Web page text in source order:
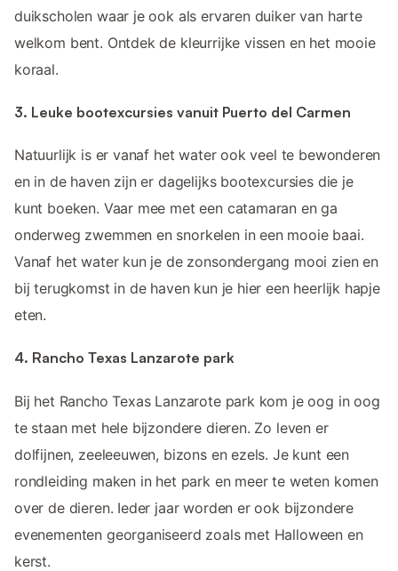
duikscholen waar je ook als ervaren duiker van harte
welkom bent. Ontdek de kleurrijke vissen en het mooie
koraal.
3. Leuke bootexcursies vanuit Puerto del Carmen
Natuurlijk is er vanaf het water ook veel te bewonderen
en in de haven zijn er dagelijks bootexcursies die je
kunt boeken. Vaar mee met een catamaran en ga
onderweg zwemmen en snorkelen in een mooie baai.
Vanaf het water kun je de zonsondergang mooi zien en
bij terugkomst in de haven kun je hier een heerlijk hapje
eten.
4. Rancho Texas Lanzarote park
Bij het Rancho Texas Lanzarote park kom je oog in oog
te staan met hele bijzondere dieren. Zo leven er
dolfijnen, zeeleeuwen, bizons en ezels. Je kunt een
rondleiding maken in het park en meer te weten komen
over de dieren. Ieder jaar worden er ook bijzondere
evenementen georganiseerd zoals met Halloween en
kerst.